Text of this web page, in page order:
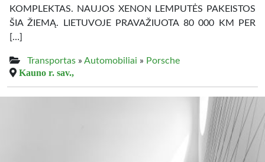
KOMPLEKTAS. NAUJOS XENON LEMPUTĖS PAKEISTOS
ŠIA ŽIEMĄ. LIETUVOJE PRAVAŽIUOTA 80 000 KM PER
[…]
Transportas » Automobiliai » Porsche
Kauno r. sav.,